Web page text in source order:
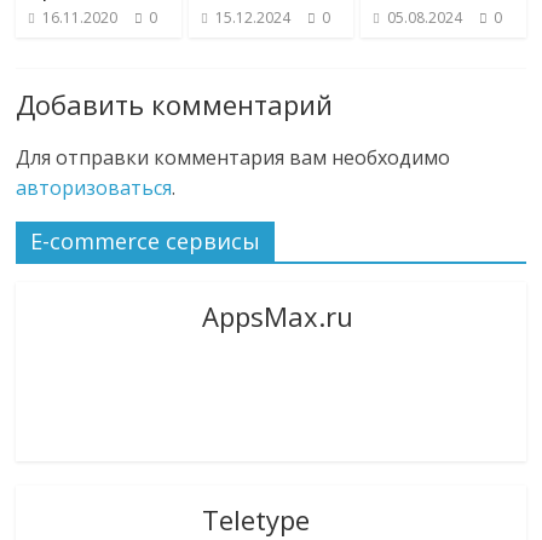
16.11.2020 0 15.12.2024 0 05.08.2024 0
Добавить комментарий
Для отправки комментария вам необходимо
авторизоваться.
E-commerce сервисы
AppsMax.ru
Teletype